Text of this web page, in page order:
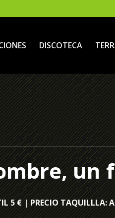
DISCOTECA
un
5 € | PRECIO TAQUILLLA: